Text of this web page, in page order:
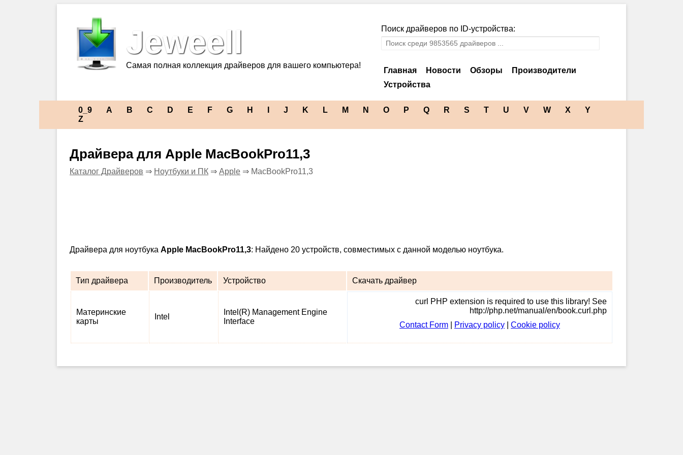
Jeweell
Самая полная коллекция драйверов для вашего компьютера!
Поиск драйверов по ID-устройства:
Главная Новости Обзоры
Производители
Устройства
0_9 A B C D E F G H J K L M N O P Q R S T U V W X
Y
Z
Драйвера для Apple MacBookPro11,3
Каталог Драйверов ⇒ Ноутбуки и ПК ⇒ Apple ⇒ MacBookPro11,3
Драйвера для ноутбука Apple MacBookPro11,3: Найдено 20 устройств, совместимых с данной моделью ноутбука.
Тип драйвера Производитель Устройство Скачать драйвер
Материнские
карты
Intel
Intel(R) Management Engine
Interface
curl PHP extension is required to use this library! See
http://php.net/manual/en/book.curl.php
Contact Form
Privacy policy Cookie policy